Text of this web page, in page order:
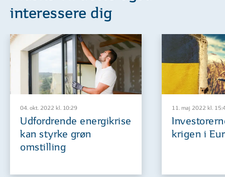
interessere dig
04. okt. 2022 kl. 10:29
Udfordrende energikrise
kan styrke grøn
omstilling
11. maj 2022 kl.
krigen i